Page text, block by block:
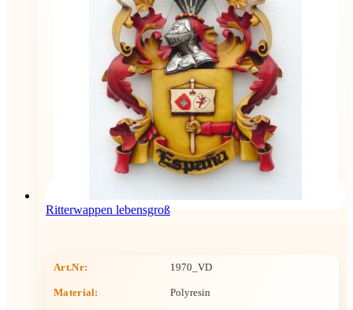
Ritterwappen lebensgroß
Art.Nr: 1970_VD
Material: Polyresin